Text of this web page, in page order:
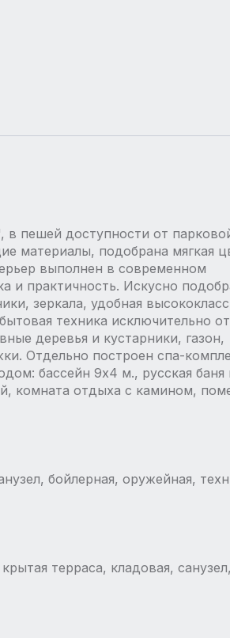
пешей доступности от
материалы, подобрана мягкая
выполнен в современном
и практичность. Искусно
зеркала, удобная
техника исключительно
деревья и кустарники, газон,
Отдельно построен спа-
бассейн 9х4 м., русская баня
комната отдыха с камином,
бойлерная, оружейная,
терраса, кладовая,